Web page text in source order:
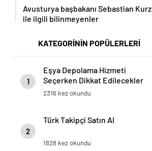
Avusturya başbakanı Sebastian Kurz
ile ilgili bilinmeyenler
KATEGORİNİN POPÜLERLERİ
1
Eşya Depolama Hizmeti
Seçerken Dikkat Edilecekler
2316 kez okundu
2
Türk Takipçi Satın Al
1828 kez okundu